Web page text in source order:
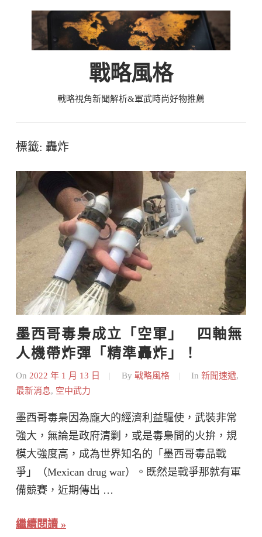
戰略風格
戰略視角新聞解析&軍武時尚好物推薦
標籤: 轟炸
墨西哥毒梟成立「空軍」   四軸無
人機帶炸彈「精準轟炸」！
On 2022 年 1 月 13 日 By 戰略風格 In 新聞速遞,
最新消息, 空中武力
墨西哥毒梟因為龐大的經濟利益驅使，武裝非常
強大，無論是政府清剿，或是毒梟間的火拚，規
模大強度高，成為世界知名的「墨西哥毒品戰
爭」（Mexican drug war）。既然是戰爭那就有軍
備競賽，近期傳出 …
繼續閱讀